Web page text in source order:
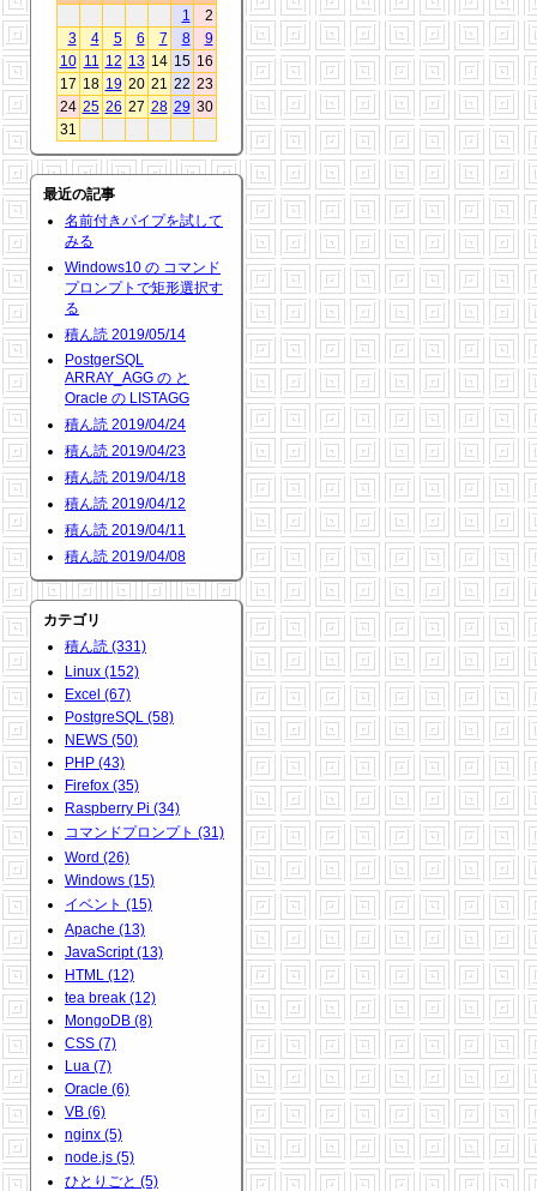
1
2
3
4 5 6 7 8
9
10 11 12 13 14 15 16
17 18 19 20 21 22 23
24 25 26 27 28 29 30
31
最近の記事
名前付きパイプを試して
みる
Windows10 の コマンド
プロンプトで矩形選択す
る
積ん読 2019/05/14
PostgerSQL
ARRAY_AGG の と
Oracle の LISTAGG
積ん読 2019/04/24
積ん読 2019/04/23
積ん読 2019/04/18
積ん読 2019/04/12
積ん読 2019/04/11
積ん読 2019/04/08
カテゴリ
積ん読 (331)
Linux (152)
Excel (67)
PostgreSQL (58)
NEWS (50)
PHP (43)
Firefox (35)
Raspberry Pi (34)
コマンドプロンプト (31)
Word (26)
Windows (15)
イベント (15)
Apache (13)
JavaScript (13)
HTML (12)
tea break (12)
MongoDB (8)
CSS (7)
Lua (7)
Oracle (6)
VB (6)
nginx (5)
node.js (5)
ひとりごと (5)